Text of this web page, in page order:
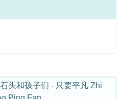
头和孩子们 - 只要平凡 Zhi